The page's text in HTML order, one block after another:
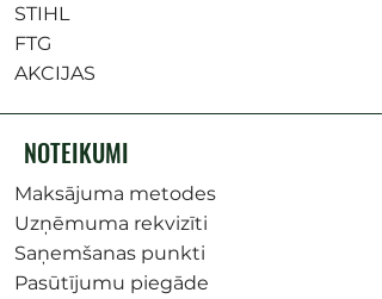
STIHL
FTG
AKCIJAS
NOTEIKUMI
Maksājuma metodes
Uzņēmuma rekvizīti
Saņemšanas punkti
Pasūtījumu piegāde